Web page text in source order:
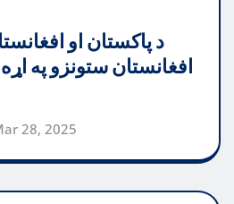
د پاکستان او
افغانستان ستونزو په
28, 2025